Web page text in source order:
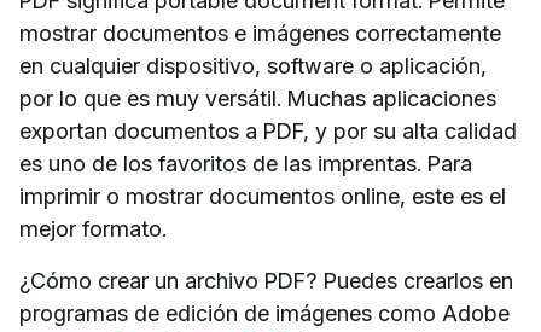
mostrar documentos e imágenes correctamente
en cualquier dispositivo, software o aplicación,
por lo que es muy versátil. Muchas aplicaciones
exportan documentos a PDF, y por su alta calidad
es uno de los favoritos de las imprentas. Para
imprimir o mostrar documentos online, este es el
mejor formato.
¿Cómo crear un archivo PDF? Puedes crearlos en
programas de edición de imágenes como Adobe